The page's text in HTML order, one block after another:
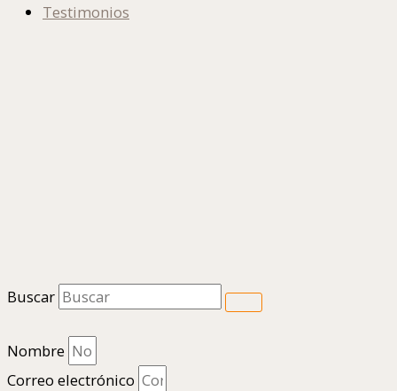
Testimonios
Buscar
Nombre
Correo electrónico